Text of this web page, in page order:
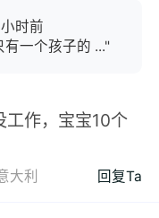
时前
一个孩子的 ..."
工作，宝宝10个
大利 回复Ta